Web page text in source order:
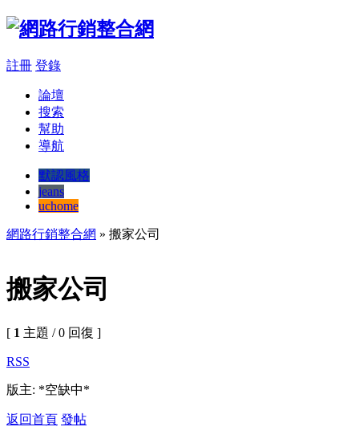
註冊 登錄
論壇
搜索
幫助
導航
默認風格
jeans
uchome
網路行銷整合網 » 搬家公司
搬家公司
[ 1 主題 / 0 回復 ]
RSS
版主: *空缺中*
返回首頁 發帖